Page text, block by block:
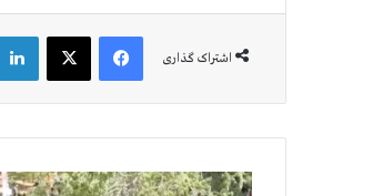
اشتراک گذاری
فیس بوک X
ق